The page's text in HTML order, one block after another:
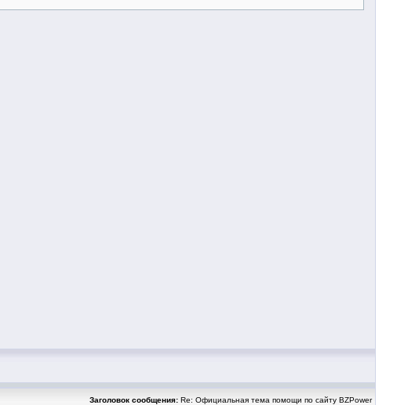
Заголовок сообщения: Re: Официальная тема помощи по сайту BZPower